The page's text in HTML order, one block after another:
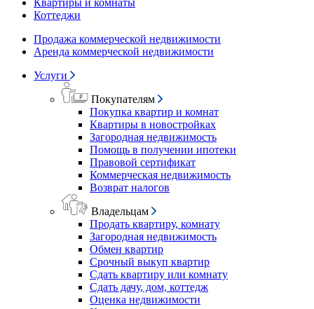
Квартиры и комнаты
Коттеджи
Продажа коммерческой недвижимости
Аренда коммерческой недвижимости
Услуги
Покупателям
Покупка квартир и комнат
Квартиры в новостройках
Загородная недвижимость
Помощь в получении ипотеки
Правовой сертификат
Коммерческая недвижимость
Возврат налогов
Владельцам
Продать квартиру, комнату
Загородная недвижимость
Обмен квартир
Срочный выкуп квартир
Сдать квартиру или комнату
Сдать дачу, дом, коттедж
Оценка недвижимости